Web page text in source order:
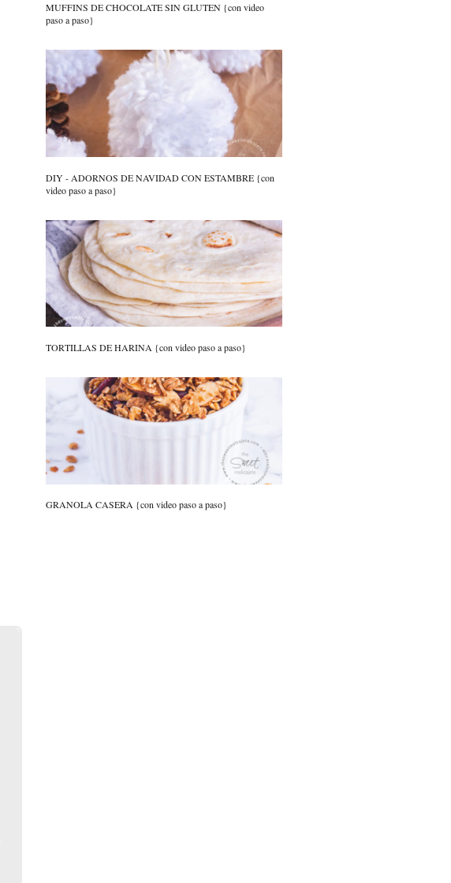
MUFFINS DE CHOCOLATE SIN GLUTEN {con video
paso a paso}
DIY - ADORNOS DE NAVIDAD CON ESTAMBRE {con
video paso a paso}
TORTILLAS DE HARINA {con video paso a paso}
GRANOLA CASERA {con video paso a paso}